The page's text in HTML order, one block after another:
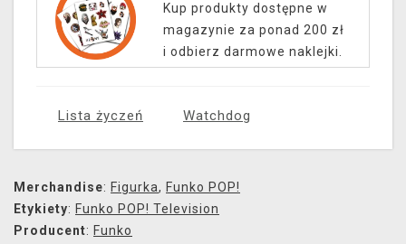
Kup produkty dostępne w
magazynie za ponad 200 zł
i odbierz darmowe naklejki.
Lista życzeń Watchdog
Merchandise: Figurka, Funko POP!
Etykiety: Funko POP! Television
Producent: Funko